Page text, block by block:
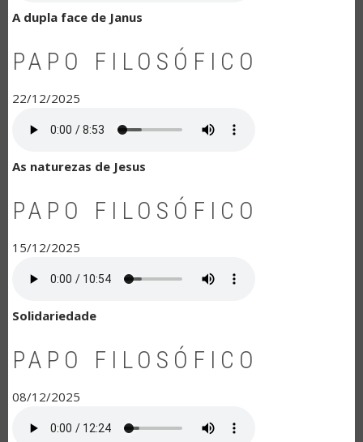
A dupla face de Janus
PAPO FILOSÓFICO
22/12/2025
As naturezas de Jesus
PAPO FILOSÓFICO
15/12/2025
Solidariedade
PAPO FILOSÓFICO
08/12/2025